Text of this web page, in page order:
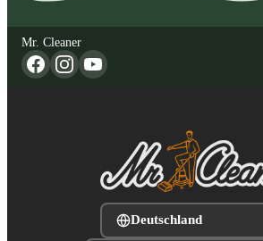
Mr. Cleaner
Deutschland